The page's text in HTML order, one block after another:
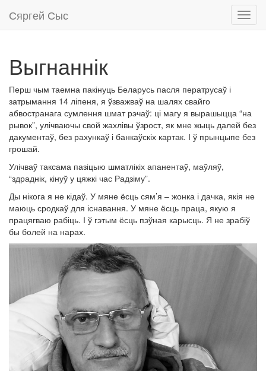
Сяргей Сыс
Выгнаннік
Перш чым таемна пакінуць Беларусь пасля ператрусаў і
затрымання 14 ліпеня, я ўзважваў на шалях свайго
абвостранага сумлення шмат рэчаў: ці магу я вырашыцца “на
рывок”, улічваючы свой жахлівы ўзрост, як мне жыць далей без
дакументаў, без рахункаў і банкаўскіх картак. І ў прынцыпе без
грошай.
Улічваў таксама пазіцыю шматлікіх апанентаў, маўляў,
“здраднік, кінуў у цяжкі час Радзіму”.
Ды нікога я не кідаў. У мяне ёсць сям’я – жонка і дачка, якія не
маюць сродкаў для існавання. У мяне ёсць праца, якую я
працягваю рабіць. І ў гэтым ёсць пэўная карысць. Я не зрабіў
бы болей на нарах.